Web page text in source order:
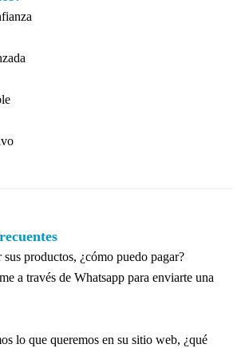
productos, ¿cómo puedo pagar?
a través de Whatsapp para enviarte una
lo que queremos en su sitio web, ¿qué